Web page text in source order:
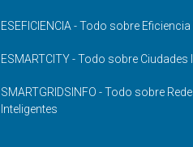
ESEFICIENCIA - Todo sobre
ESMARTCITY - Todo sobre Ciudades
SMARTGRIDSINFO - Todo sobre
Inteligentes